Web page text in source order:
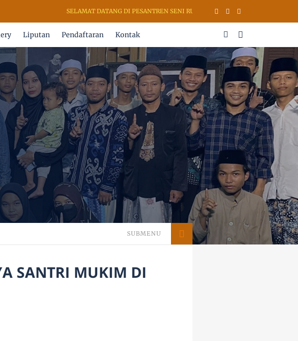
SELAMAT DATANG DI PESANTREN SENI RUPA & KALIGRAFI AL QURAN (PSKQ
Liputan Pendaftaran Kontak
SUBMENU
SANTRI MUKIM DI